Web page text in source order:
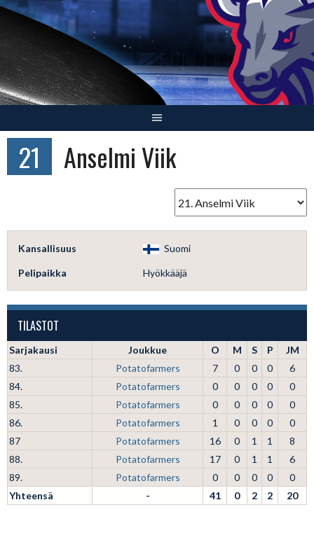
Skip
content
21 Anselmi Viik
Kansallisuus Suomi
Pelipaikka Hyökkääjä
TILASTOT
Sarjakausi Joukkue O M S P
JM
83.
Potatofarmers 7 0 0 0
6
84.
Potatofarmers 0 0 0 0
0
85.
Potatofarmers 0 0 0 0
0
86.
Potatofarmers 1 0 0 0
0
87
Potatofarmers 16 0 1 1
8
88.
Potatofarmers 17 0 1 1
6
89.
Potatofarmers 0 0 0 0
0
Yhteensä
- 41 0 2 2 20